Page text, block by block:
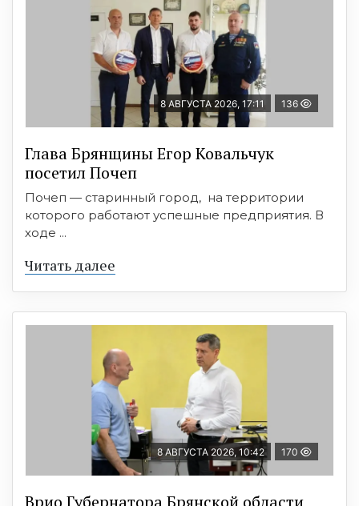
8 АВГУСТА 2026, 17:11 136
Глава Брянщины Егор Ковальчук
посетил Почеп
Почеп — старинный город, на территории
которого работают успешные предприятия. В
ходе ...
Читать далее
8 АВГУСТА 2026, 10:42 170
Врио Губернатора Брянской области